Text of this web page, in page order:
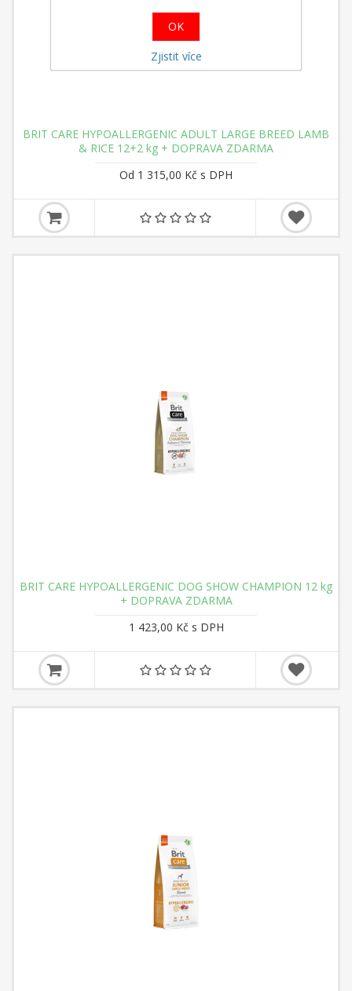
BRIT CARE HYPOALLERGENIC ADULT LARGE BREED LAMB
& RICE 12+2 kg + DOPRAVA ZDARMA
Od 1 315,00 Kč s DPH
BRIT CARE HYPOALLERGENIC DOG SHOW CHAMPION 12 kg
+ DOPRAVA ZDARMA
1 423,00 Kč s DPH
OK
Zjistit více